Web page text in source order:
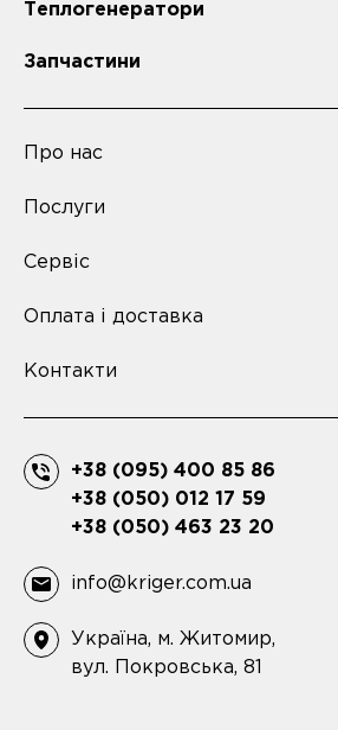
Теплогенератори
Запчастини
Про нас
Послуги
Сервіс
Оплата і доставка
Контакти
+38 (095) 400 85 86
+38 (050) 012 17 59
+38 (050) 463 23 20
info@kriger.com.ua
Україна, м. Житомир,
вул. Покровська, 81